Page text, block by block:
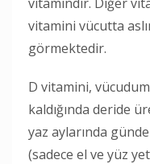
vitamini vücutta
görmektedir.
D vitamini,
kaldığında deride
yaz aylarında
(sadece el ve yüz